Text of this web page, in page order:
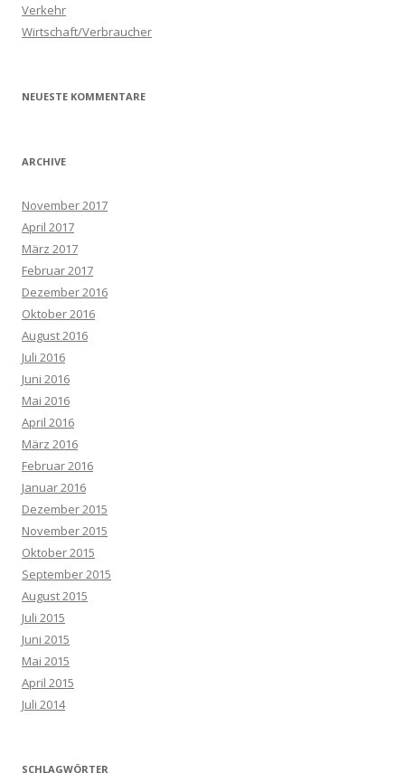
Verkehr
Wirtschaft/Verbraucher
NEUESTE KOMMENTARE
ARCHIVE
November 2017
April 2017
März 2017
Februar 2017
Dezember 2016
Oktober 2016
August 2016
Juli 2016
Juni 2016
Mai 2016
April 2016
März 2016
Februar 2016
Januar 2016
Dezember 2015
November 2015
Oktober 2015
September 2015
August 2015
Juli 2015
Juni 2015
Mai 2015
April 2015
Juli 2014
SCHLAGWÖRTER